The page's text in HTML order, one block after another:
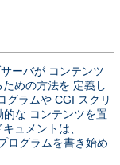
ーバが コンテンツ
めの方法を 定義し
グラムや CGI スクリ
な コンテンツを置
ュメントは、
ログラムを書き始め